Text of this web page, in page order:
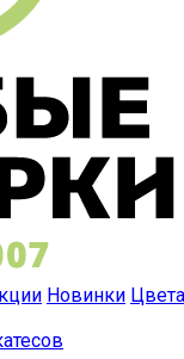
Новинки Цвета